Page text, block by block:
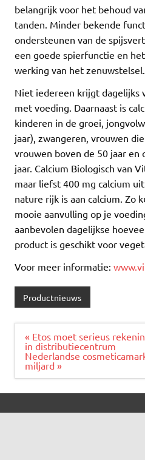
belangrijk voor het behoud
tanden. Minder bekende
ondersteunen van de
een goede spierfunctie en
werking van het zenuwstelsel.
Niet iedereen krijgt dagelijks
met voeding. Daarnaast is
kinderen in de groei,
jaar), zwangeren, vrouwen
vrouwen boven de 50 jaar en
jaar. Calcium Biologisch van
maar liefst 400 mg calcium
nature rijk is aan calcium. Zo
mooie aanvulling op je
aanbevolen dagelijkse
product is geschikt voor
Voor meer informatie:
Productnieuws
Bericht
navigatie
« Etos moet serieus
in distributiecentrum
Nederlandse
miljard »